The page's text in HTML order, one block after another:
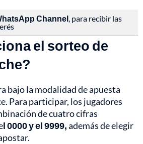
Channel, para recibir las
el sorteo de
bajo la modalidad de apuesta
Para participar, los jugadores
de cuatro cifras
l 0000 y el 9999,además de elegir